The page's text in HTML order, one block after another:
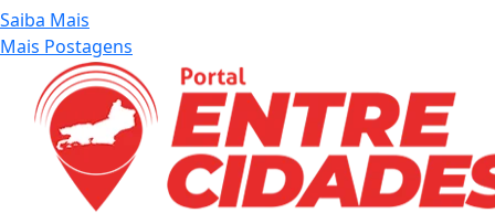
Saiba Mais
Mais Postagens